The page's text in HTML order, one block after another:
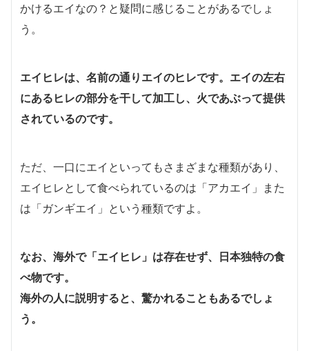
かけるエイなの？と疑問に感じることがあるでしょ
う。
エイヒレは、名前の通りエイのヒレです。エイの左右
にあるヒレの部分を干して加工し、火であぶって提供
されているのです。
ただ、一口にエイといってもさまざまな種類があり、
エイヒレとして食べられているのは「アカエイ」また
は「ガンギエイ」という種類ですよ。
なお、海外で「エイヒレ」は存在せず、日本独特の食
べ物です。
海外の人に説明すると、驚かれることもあるでしょ
う。